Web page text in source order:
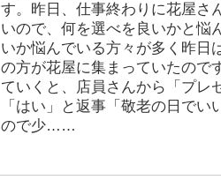
す。昨日、仕事終わりに花屋さ
いので、何を選べを良いかと悩
いか悩んでいる方々が多く昨日
の方が花屋に集まっていたので
ていくと、店員さんから「プレ
「はい」と返事「敬老の日で
ので少……